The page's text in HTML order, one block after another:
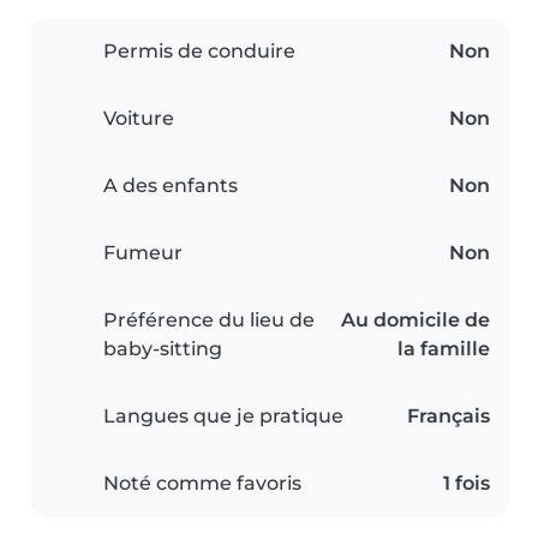
Permis de conduire Non
Voiture Non
A des enfants Non
Fumeur Non
Préférence du lieu de
baby-sitting
Au domicile de
la famille
Langues que je pratique Français
Noté comme favoris 1 fois